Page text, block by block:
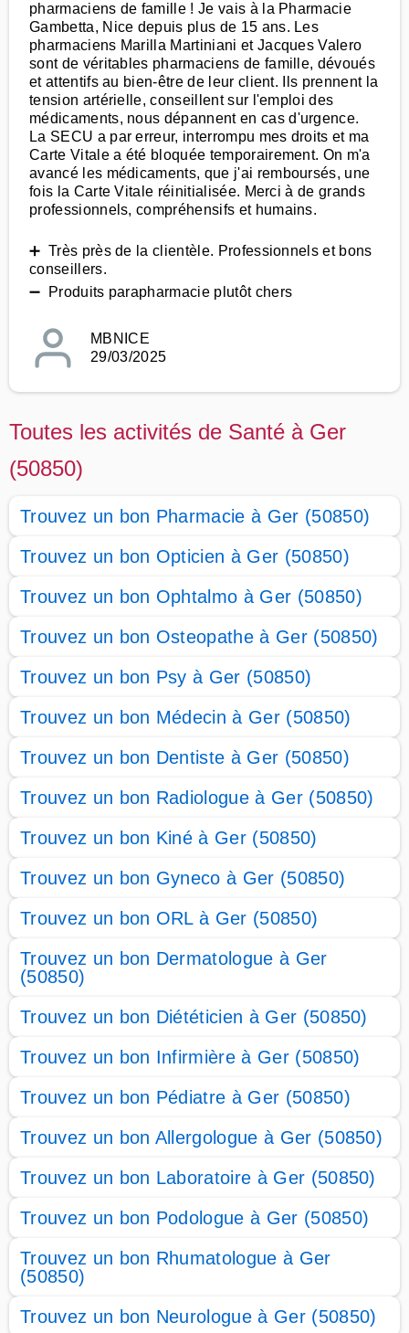
pharmaciens de famille ! Je vais à la Pharmacie
Gambetta, Nice depuis plus de 15 ans. Les
pharmaciens Marilla Martiniani et Jacques Valero
sont de véritables pharmaciens de famille, dévoués
et attentifs au bien-être de leur client. Ils prennent la
tension artérielle, conseillent sur l'emploi des
médicaments, nous dépannent en cas d'urgence.
La SECU a par erreur, interrompu mes droits et ma
Carte Vitale a été bloquée temporairement. On m'a
avancé les médicaments, que j'ai remboursés, une
fois la Carte Vitale réinitialisée. Merci à de grands
professionnels, compréhensifs et humains.
➕ Très près de la clientèle. Professionnels et bons
conseillers.
➖ Produits parapharmacie plutôt chers
MBNICE
29/03/2025
Toutes les activités de Santé à Ger
(50850)
Trouvez un bon Pharmacie à Ger (50850)
Trouvez un bon Opticien à Ger (50850)
Trouvez un bon Ophtalmo à Ger (50850)
Trouvez un bon Osteopathe à Ger (50850)
Trouvez un bon Psy à Ger (50850)
Trouvez un bon Médecin à Ger (50850)
Trouvez un bon Dentiste à Ger (50850)
Trouvez un bon Radiologue à Ger (50850)
Trouvez un bon Kiné à Ger (50850)
Trouvez un bon Gyneco à Ger (50850)
Trouvez un bon ORL à Ger (50850)
Trouvez un bon Dermatologue à Ger
(50850)
Trouvez un bon Diététicien à Ger (50850)
Trouvez un bon Infirmière à Ger (50850)
Trouvez un bon Pédiatre à Ger (50850)
Trouvez un bon Allergologue à Ger (50850)
Trouvez un bon Laboratoire à Ger (50850)
Trouvez un bon Podologue à Ger (50850)
Trouvez un bon Rhumatologue à Ger
(50850)
Trouvez un bon Neurologue à Ger (50850)